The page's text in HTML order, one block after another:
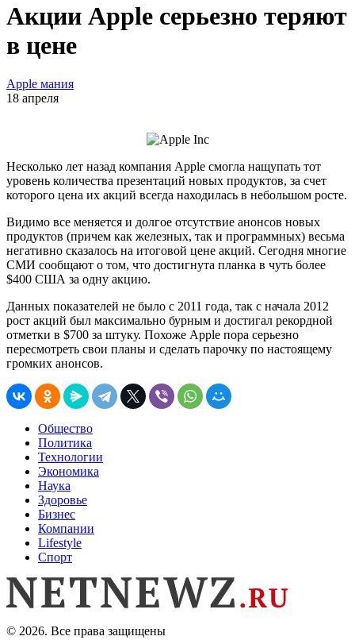
Акции Apple серьезно теряют
в цене
Apple мания
18 апреля
Несколько лет назад компания Apple смогла нащупать тот
уровень количества презентаций новых продуктов, за счет
которого цена их акций всегда находилась в небольшом росте.
Видимо все меняется и долгое отсутствие анонсов новых
продуктов (причем как железных, так и программных) весьма
негативно сказалось на итоговой цене акций. Сегодня многие
СМИ сообщают о том, что достигнута планка в чуть более
$400 США за одну акцию.
Данных показателей не было с 2011 года, так с начала 2012
рост акций был максимально бурным и достигал рекордной
отметки в $700 за штуку. Похоже Apple пора серьезно
пересмотреть свои планы и сделать парочку по настоящему
громких анонсов.
Общество
Политика
Технологии
Экономика
Наука
Здоровье
Бизнес
Компании
Lifestyle
Спорт
© 2026. Все права защищены